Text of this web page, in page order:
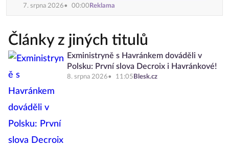
7. srpna 2026 00:00 Reklama
Články z jiných titulů
Exministryně s Havránkem dováděli v
Polsku: První slova Decroix i Havránkové!
8. srpna 2026 11:05 Blesk.cz